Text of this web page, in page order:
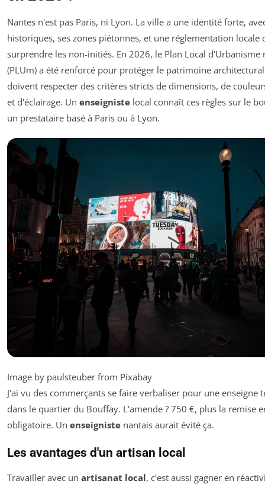
Nantes n'est pas Paris, ni Lyon. La ville a une identité forte,
historiques, ses zones piétonnes, et une réglementation locale
surprendre les non-initiés. En 2026, le Plan Local
(PLUm) a été renforcé pour protéger le patrimoine
doivent respecter des critères stricts de dimensions, de
et d'éclairage. Un enseigniste local connaît ces règles sur le
un prestataire basé à Paris ou à Lyon.
Image by paulsteuber from Pixabay
J'ai vu des commerçants se faire verbaliser pour une enseigne
dans le quartier du Bouffay. L'amende ? 750 €, plus la remise
obligatoire. Un enseigniste nantais aurait évité ça.
Les avantages d'un artisan local
Travailler avec un artisanat local, c'est aussi gagner en